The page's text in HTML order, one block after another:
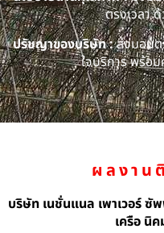
ตรงเวลา
ปรัชญาของบริษัท :ส่งมอบต
ใจบริการ พร้อ
ผลงาน
บริษัท เนชั่นแนล เพาเวอร์
เครือ นิ